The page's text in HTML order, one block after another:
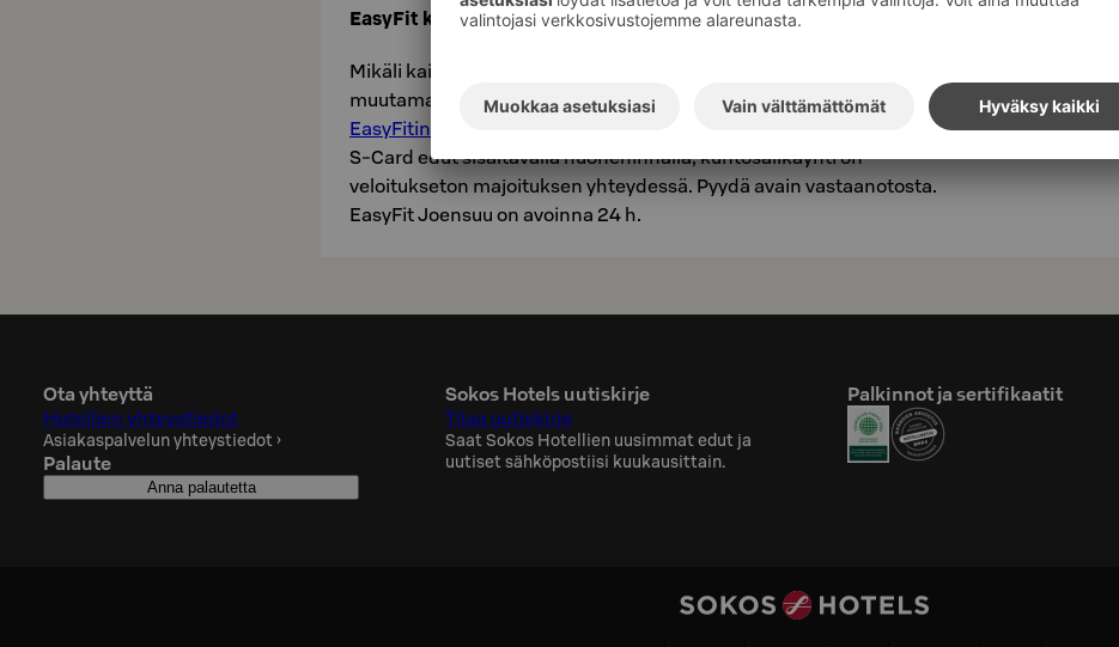
EasyFit kuntosali
Mikäli kaipaat perusteellisempaa treeniä, voit kätevästi siirtyä
muutaman askeleen päässä sijaitsevan yhteistyökumppanimme
EasyFitin kuntosalille
. S-Card-asiakkaillemme, jotka majoittuvat
S-Card edut sisältävällä huonehinnalla, kuntosalikäynti on
veloitukseton majoituksen yhteydessä. Pyydä avain vastaanotosta.
EasyFit Joensuu on avoinna 24 h.
Ota yhteyttä
Hotellien yhteystiedot
Asiakaspalvelun yhteystiedot ›
Palaute
Anna palautetta
Sokos Hotels uutiskirje
Tilaa uutiskirje
Saat Sokos Hotellien uusimmat edut ja
uutiset sähköpostiisi kuukausittain.
Palkinnot ja sertifikaatit